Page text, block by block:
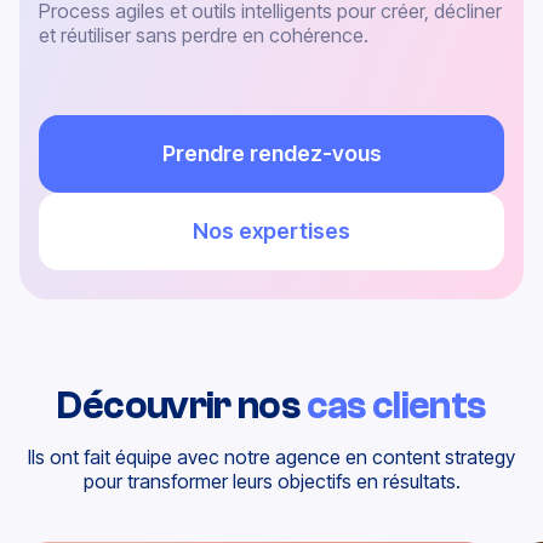
Process agiles et outils intelligents pour créer, décliner
et réutiliser sans perdre en cohérence.
Prendre rendez-vous
Nos expertises
Découvrir noscas clients
Ils ont fait équipe avec notre agence en content strategy
pour transformer leurs objectifs en résultats.